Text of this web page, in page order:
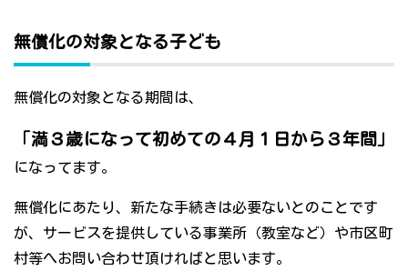
無償化の対象となる子ども
無償化の対象となる期間は、
「満３歳になって初めての４月１日から３年間」
になってます。
無償化にあたり、新たな手続きは必要ないとのことです
が、サービスを提供している事業所（教室など）や市区町
村等へお問い合わせ頂ければと思います。